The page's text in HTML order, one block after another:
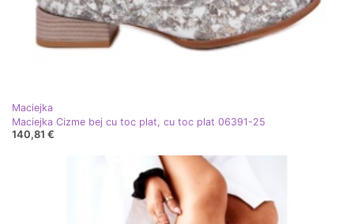
Maciejka
Maciejka Cizme bej cu toc plat, cu toc plat 06391-25
140,81 €